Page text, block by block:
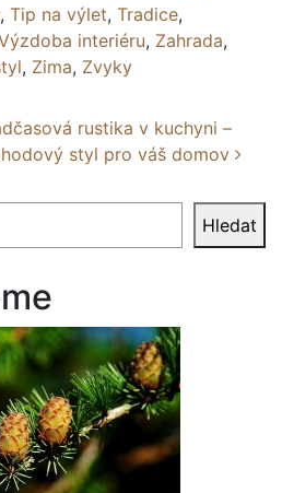
, Tip na výlet, Tradice,
interiéru, Zahrada,
, Zima, Zvyky
rustika v kuchyni –
styl pro váš domov
Hledat